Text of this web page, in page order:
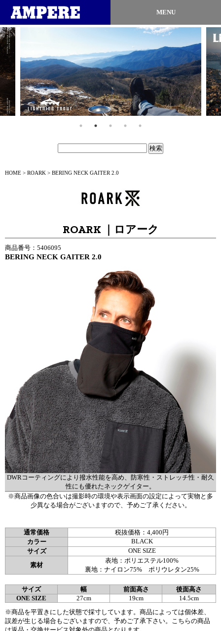
MENU
HOME > ROARK > BERING NECK GAITER 2.0
ROARK ｜ロアーク
商品番号：5406095
BERING NECK GAITER 2.0
DWRコーティングにより撥水性能を高め、防寒性・ストレッチ性・耐久
性にも優れたネックゲイター。
※商品画像の色合いは撮影時の環境や表示画面の設定によって実物と多
少異なる場合がございますので、予めご了承ください。
通常価格
税抜価格：4,400円
カラー
BLACK
サイズ
ONE SIZE
素材
表地：ポリエステル100%
裏地：ナイロン75% ポリウレタン25%
サイズ 幅 前面高さ
後面高さ
ONE SIZE
27cm 19cm
14.5cm
※商品を平置きにした状態で採寸しています。商品によっては個体差、
誤差が生じる場合もございますので、予めご了承下さい。こちらの商品